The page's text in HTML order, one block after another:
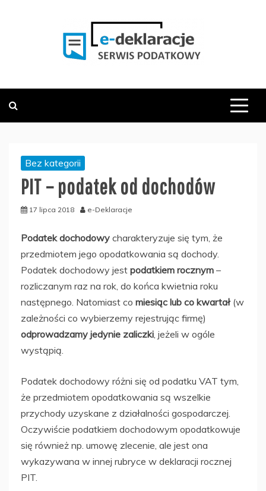
Bez kategorii
PIT – podatek od dochodów
17 lipca 2018 e-Deklaracje
Podatek dochodowy charakteryzuje się tym, że
przedmiotem jego opodatkowania są dochody.
Podatek dochodowy jest podatkiem rocznym –
rozliczanym raz na rok, do końca kwietnia roku
następnego. Natomiast co miesiąc lub co kwartał(w
zależności co wybierzemy rejestrując firmę)
odprowadzamy jedynie zaliczki, jeżeli w ogóle
wystąpią.
Podatek dochodowy różni się od podatku VAT tym,
że przedmiotem opodatkowania są wszelkie
przychody uzyskane z działalności gospodarczej.
Oczywiście podatkiem dochodowym opodatkowuje
się również np. umowę zlecenie, ale jest ona
wykazywana w innej rubryce w deklaracji rocznej
PIT.